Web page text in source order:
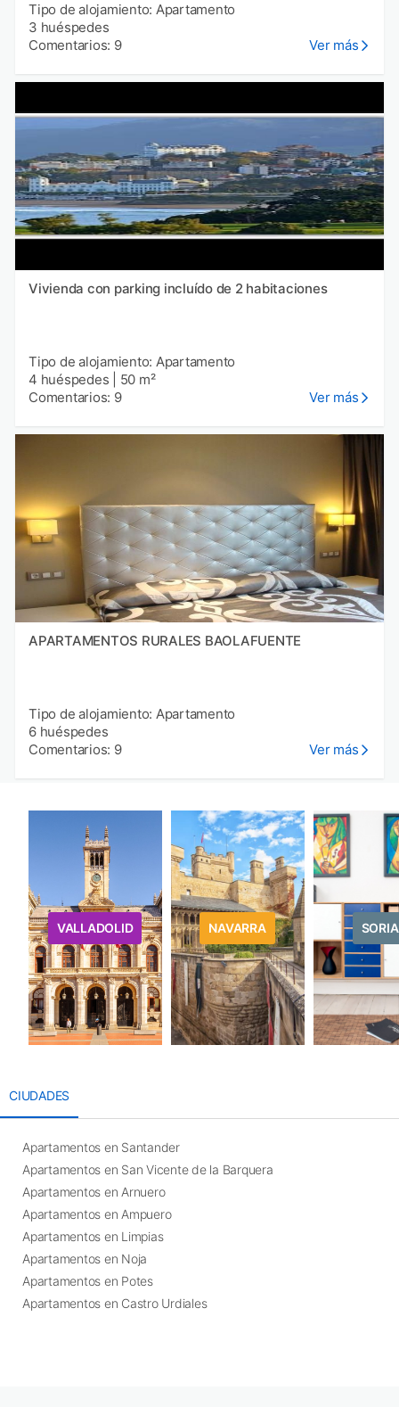
Tipo de alojamiento: Apartamento
3 huéspedes
Comentarios: 9
Ver más
Vivienda con parking incluído de 2 habitaciones
Tipo de alojamiento: Apartamento
4 huéspedes
50 m²
Comentarios: 9
Ver más
APARTAMENTOS RURALES BAOLAFUENTE
Tipo de alojamiento: Apartamento
6 huéspedes
Comentarios: 9
Ver más
VALLADOLID NAVARRA SORIA
CIUDADES
Apartamentos en Santander
Apartamentos en San Vicente de la Barquera
Apartamentos en Arnuero
Apartamentos en Ampuero
Apartamentos en Limpias
Apartamentos en Noja
Apartamentos en Potes
Apartamentos en Castro Urdiales